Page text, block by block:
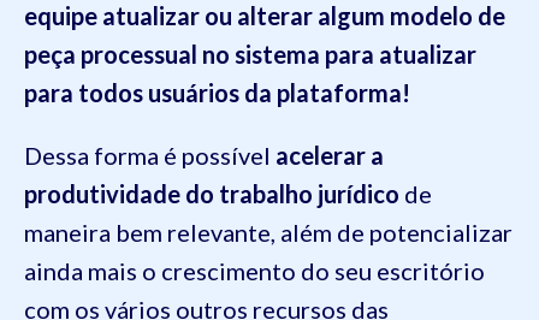
equipe atualizar ou alterar algum modelo de
peça processual no sistema para atualizar
para todos usuários da plataforma!
Dessa forma é possível acelerar a
produtividade do trabalho jurídico de
maneira bem relevante, além de potencializar
ainda mais o crescimento do seu escritório
com os vários outros recursos das